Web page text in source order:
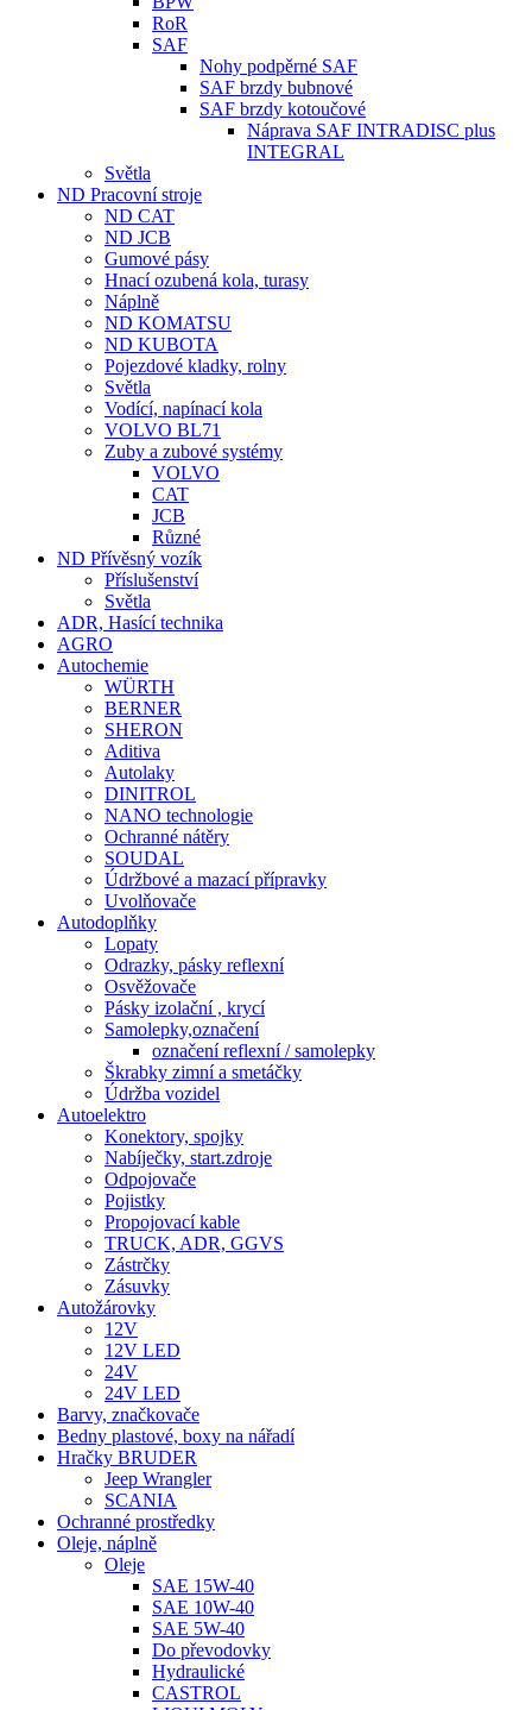
RoR
SAF
Nohy podpěrné SAF
SAF brzdy bubnové
SAF brzdy kotoučové
Náprava SAF INTRADISC plus
INTEGRAL
Světla
ND Pracovní stroje
ND CAT
ND JCB
Gumové pásy
Hnací ozubená kola, turasy
Náplně
ND KOMATSU
ND KUBOTA
Pojezdové kladky, rolny
Světla
Vodící, napínací kola
VOLVO BL71
Zuby a zubové systémy
VOLVO
CAT
JCB
Různé
ND Přívěsný vozík
Příslušenství
Světla
ADR, Hasící technika
AGRO
Autochemie
WÜRTH
BERNER
SHERON
Aditiva
Autolaky
DINITROL
NANO technologie
Ochranné nátěry
SOUDAL
Údržbové a mazací přípravky
Uvolňovače
Autodoplňky
Lopaty
Odrazky, pásky reflexní
Osvěžovače
Pásky izolační , krycí
Samolepky,označení
označení reflexní / samolepky
Škrabky zimní a smetáčky
Údržba vozidel
Autoelektro
Konektory, spojky
Nabíječky, start.zdroje
Odpojovače
Pojistky
Propojovací kable
TRUCK, ADR, GGVS
Zástrčky
Zásuvky
Autožárovky
12V
12V LED
24V
24V LED
Barvy, značkovače
Bedny plastové, boxy na nářadí
Hračky BRUDER
Jeep Wrangler
SCANIA
Ochranné prostředky
Oleje, náplně
Oleje
SAE 15W-40
SAE 10W-40
SAE 5W-40
Do převodovky
Hydraulické
CASTROL